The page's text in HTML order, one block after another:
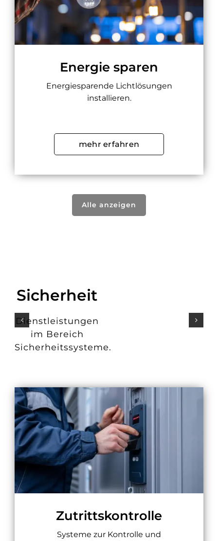
Energie sparen
Energiesparende Lichtlösungen
installieren.
mehr erfahren
Alle anzeigen
Sicherheit
Dienstleistungen
im Bereich
Sicherheitssysteme.
Zutrittskontrolle
Systeme zur Kontrolle und